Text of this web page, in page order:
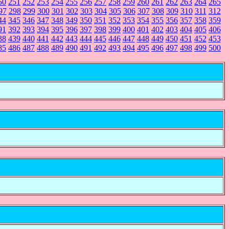
251 252 253 254 255 256 257 258 259 260 261 262 263 264 265
298 299 300 301 302 303 304 305 306 307 308 309 310 311 312
345 346 347 348 349 350 351 352 353 354 355 356 357 358 359
392 393 394 395 396 397 398 399 400 401 402 403 404 405 406
439 440 441 442 443 444 445 446 447 448 449 450 451 452 453
486 487 488 489 490 491 492 493 494 495 496 497 498 499 500